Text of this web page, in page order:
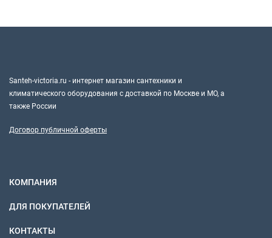
Santeh-victoria.ru - интернет магазин сантехники и
климатического оборудования с доставкой по Москве и МО, а
также России
Договор публичной оферты
КОМПАНИЯ
ДЛЯ ПОКУПАТЕЛЕЙ
КОНТАКТЫ